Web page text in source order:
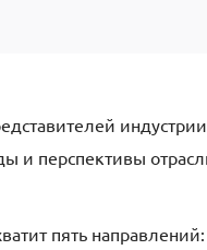
и перспективы
пять